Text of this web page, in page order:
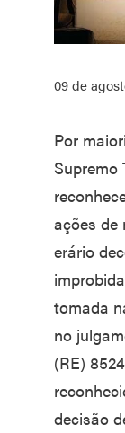
09 de
Por
Supremo
ações de
erário
tomada
no
(RE)
decisão